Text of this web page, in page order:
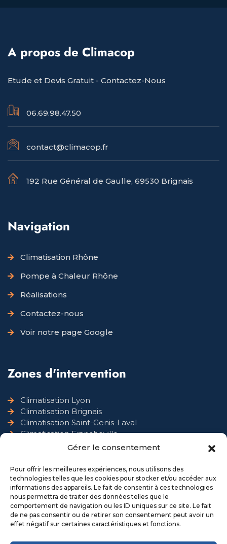
Gérer le consentement
Pour offrir les meilleures expériences, nous utilisons des
technologies telles que les cookies pour stocker et/ou accéder aux
informations des appareils. Le fait de consentir à ces technologies
nous permettra de traiter des données telles que le
comportement de navigation ou les ID uniques sur ce site. Le fait
de ne pas consentir ou de retirer son consentement peut avoir un
effet négatif sur certaines caractéristiques et fonctions.
A propos de Climacop
Etude et Devis Gratuit - Contactez-Nous
06.69.98.47.50
contact@climacop.fr
192 Rue Général de Gaulle, 69530 Brignais
Navigation
Climatisation Rhône
Pompe à Chaleur Rhône
Réalisations
Contactez-nous
Voir notre page Google
Zones d'intervention
Climatisation Lyon
Climatisation Brignais
Climatisation Saint-Genis-Laval
Climatisation Francheville
Climatisation Chaponost
Horaires d'ouverture
Du lundi au vendredi
9:00 - 17:00